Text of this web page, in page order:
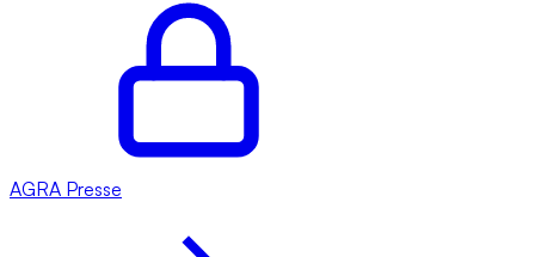
AGRA Presse